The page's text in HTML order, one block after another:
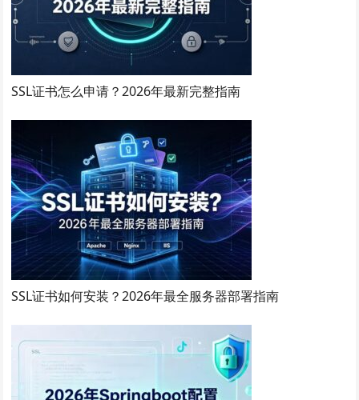
SSL证书怎么申请？2026年最新完整指南
SSL证书如何安装？2026年最全服务器部署指南